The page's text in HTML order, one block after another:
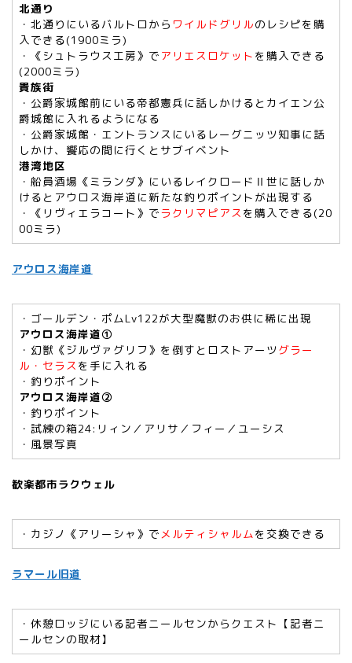
北通り
・北通りにいるバルトロから ワイルドグリルのレシピを購
入できる(1900ミラ)
・《シュトラウス工房》で アリエスロケット を購入できる
(2000ミラ)
貴族街
・公爵家城館前にいる帝都憲兵に話しかけるとカイエン公
爵城館に入れるようになる
・公爵家城館・エントランスにいるレーグニッツ知事に話
しかけ、饗応の間に行くとサブイベント
港湾地区
・船員酒場《ミランダ》にいるレイクロードⅡ世に話しか
けるとアウロス海岸道に新たな釣りポイントが出現する
・《リヴィエラコート》でラクリマピアス を購入できる(20
00ミラ)
アウロス海岸道
・ゴールデン・ポムLv122が大型魔獣のお供に稀に出現
アウロス海岸道①
・幻獣《ジルヴァグリフ》を倒すとロストアーツ グラー
ル・セラス を手に入れる
・釣りポイント
アウロス海岸道➁
・釣りポイント
・試練の箱24:リィン／アリサ／フィー／ユーシス
・風景写真
歓楽都市ラクウェル
・カジノ《アリーシャ》でメルティシャルムを交換できる
ラマール旧道
・休憩ロッジにいる記者ニールセンからクエスト【記者ニ
ールセンの取材】